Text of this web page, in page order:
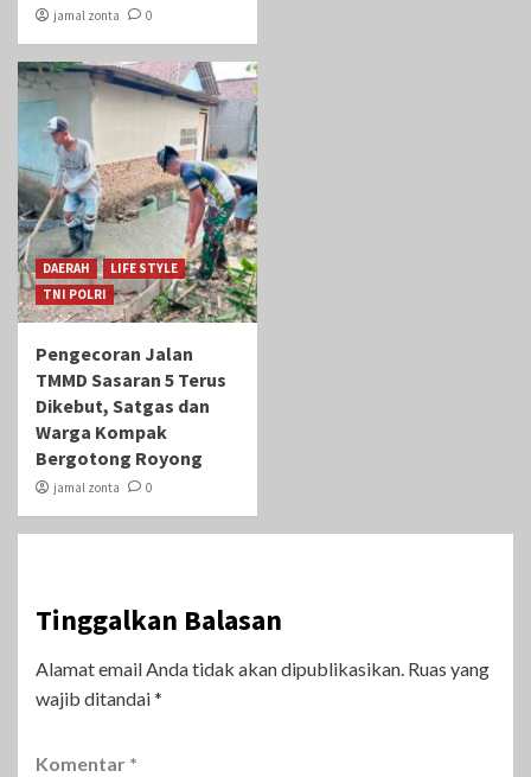
jamal zonta 0
DAERAH
LIFE STYLE
TNI POLRI
Pengecoran Jalan
TMMD Sasaran 5 Terus
Dikebut, Satgas dan
Warga Kompak
Bergotong Royong
jamal zonta 0
Tinggalkan Balasan
Alamat email Anda tidak akan dipublikasikan. Ruas yang
wajib ditandai*
Komentar *